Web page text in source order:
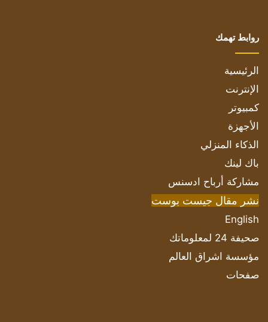
روابط تهمك
الرئيسية
الإنترنت
كمبيوتر
الأجهزة
الذكاء المنزلي
باك لينك
مشاركة أرباح ادسنس
نشر مقال جيست بوست
English
صحيفة 24 لمعلوماتك
مؤسسة اشراق العالم
صفحات